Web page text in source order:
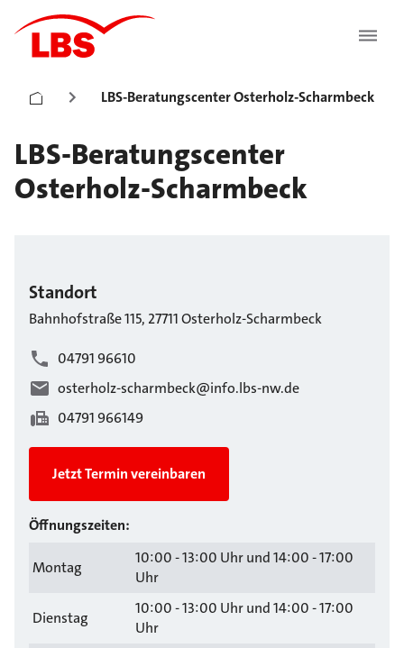
LBS-Beratungscenter Osterholz-Scharmbeck
LBS-Beratungscenter
Osterholz-Scharmbeck
Standort
Bahnhofstraße115, 27711Osterholz-Scharmbeck
04791 96610
osterholz-scharmbeck@info.lbs-nw.de
04791 966149
Jetzt Termin vereinbaren
Öffnungszeiten:
Montag
10:00 - 13:00 Uhr und 14:00 - 17:00
Uhr
Dienstag
10:00 - 13:00 Uhr und 14:00 - 17:00
Uhr